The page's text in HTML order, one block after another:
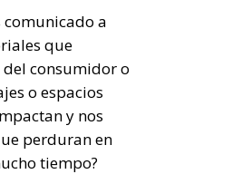
comunicado a
que
consumidor o
o espacios
y nos
perduran en
tiempo?